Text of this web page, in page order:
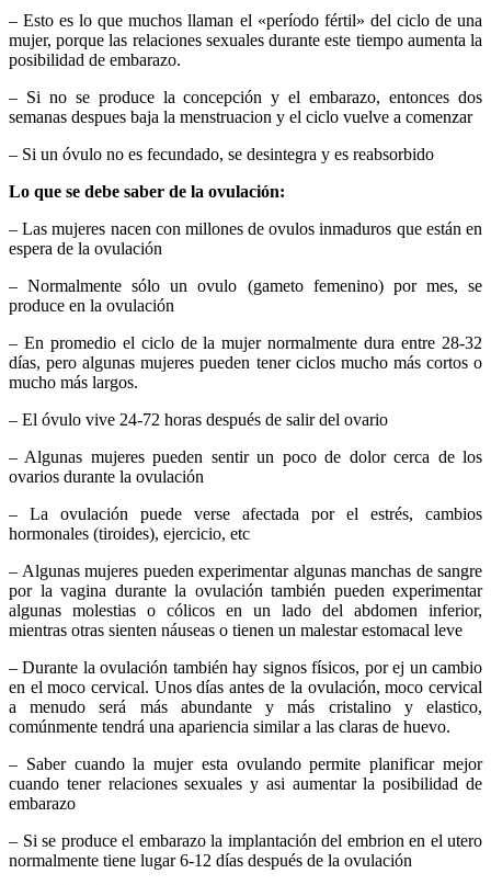
– Esto es lo que muchos llaman el «período fértil» del ciclo de una
mujer, porque las relaciones sexuales durante este tiempo aumenta la
posibilidad de embarazo.
– Si no se produce la concepción y el embarazo, entonces dos
semanas despues baja la menstruacion y el ciclo vuelve a comenzar
– Si un óvulo no es fecundado, se desintegra y es reabsorbido
Lo que se debe saber de la ovulación:
– Las mujeres nacen con millones de ovulos inmaduros que están en
espera de la ovulación
– Normalmente sólo un ovulo (gameto femenino) por mes, se
produce en la ovulación
– En promedio el ciclo de la mujer normalmente dura entre 28-32
días, pero algunas mujeres pueden tener ciclos mucho más cortos o
mucho más largos.
– El óvulo vive 24-72 horas después de salir del ovario
– Algunas mujeres pueden sentir un poco de dolor cerca de los
ovarios durante la ovulación
– La ovulación puede verse afectada por el estrés, cambios
hormonales (tiroides), ejercicio, etc
– Algunas mujeres pueden experimentar algunas manchas de sangre
por la vagina durante la ovulación también pueden experimentar
algunas molestias o cólicos en un lado del abdomen inferior,
mientras otras sienten náuseas o tienen un malestar estomacal leve
– Durante la ovulación también hay signos físicos, por ej un cambio
en el moco cervical. Unos días antes de la ovulación, moco cervical
a menudo será más abundante y más cristalino y elastico,
comúnmente tendrá una apariencia similar a las claras de huevo.
– Saber cuando la mujer esta ovulando permite planificar mejor
cuando tener relaciones sexuales y asi aumentar la posibilidad de
embarazo
– Si se produce el embarazo la implantación del embrion en el utero
normalmente tiene lugar 6-12 días después de la ovulación